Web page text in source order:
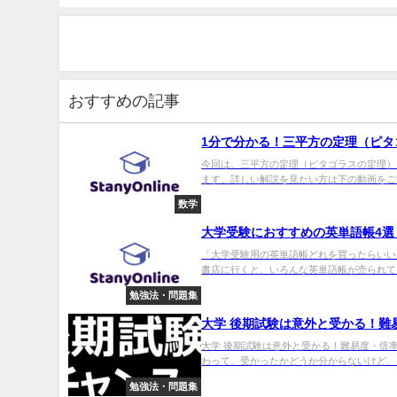
おすすめの記事
数学
1分で分かる！三平方の定理（ピ
今回は、三平方の定理（ピタゴラスの定理
ます。詳しい解説を見たい方は下の動画を
勉強法・問題集
大学受験におすすめの英単語帳4
「大学受験用の英単語帳どれを買ったらい
書店に行くと、いろんな英単語帳が売られ
勉強法・問題集
大学 後期試験は意外と受かる！
大学 後期試験は意外と受かる！難易度・倍
わって、受かったかどうか分からないけど